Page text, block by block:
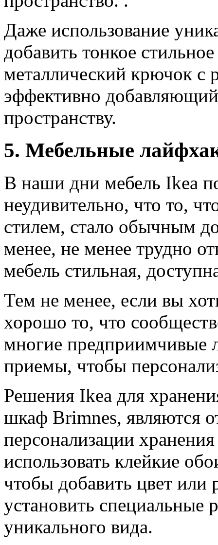
Даже использование
добавить тонкое
металлический крючок с
эффективно
пространству.
5. Мебельные
В наши дни мебель Ikea
неудивительно, что то,
стилем, стало обычным
менее, не менее трудно
мебель стильная,
Тем не менее, если вы
хорошо то, что
многие предприимчивые
приемы, чтобы
Решения Ikea для
шкаф Brimnes, являются
персонализации
использовать клейкие
чтобы добавить цвет или
установить специальные
уникального вида.